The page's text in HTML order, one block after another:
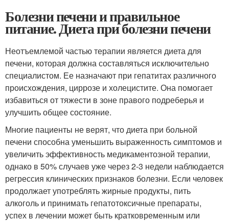
Болезни печени и правильное
питание. Диета при болезни печени
Неотъемлемой частью терапии является диета для
печени, которая должна составляться исключительно
специалистом. Ее назначают при гепатитах различного
происхождения, циррозе и холецистите. Она помогает
избавиться от тяжести в зоне правого подреберья и
улучшить общее состояние.
Многие пациенты не верят, что диета при больной
печени способна уменьшить выраженность симптомов и
увеличить эффективность медикаментозной терапии,
однако в 50% случаев уже через 2-3 недели наблюдается
регрессия клинических признаков болезни. Если человек
продолжает употреблять жирные продукты, пить
алкоголь и принимать гепатотоксичные препараты,
успех в лечении может быть кратковременным или